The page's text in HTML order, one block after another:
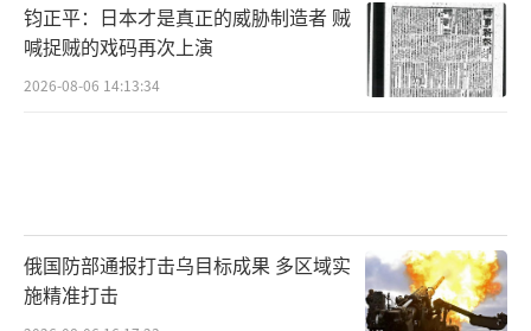
钧正平：日本才是真正的威胁制造者 贼
喊捉贼的戏码再次上演
2026-08-06 14:13:34
俄国防部通报打击乌目标成果 多区域实
施精准打击